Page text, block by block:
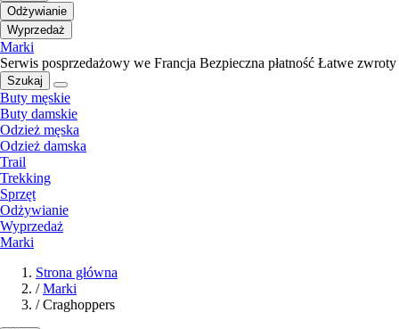
Odżywianie
Wyprzedaż
Marki
Serwis posprzedażowy we Francja Bezpieczna płatność Łatwe zwroty
Szukaj
Buty męskie
Buty damskie
Odzież męska
Odzież damska
Trail
Trekking
Sprzęt
Odżywianie
Wyprzedaż
Marki
Strona główna
/ Marki
/ Craghoppers